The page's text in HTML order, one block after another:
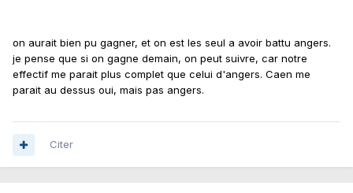
on aurait bien pu gagner, et on est les seul a avoir battu angers.
je pense que si on gagne demain, on peut suivre, car notre
effectif me parait plus complet que celui d'angers. Caen me
parait au dessus oui, mais pas angers.
Citer